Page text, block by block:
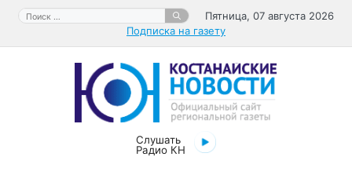
Перейти
содержимому
Поиск:
Пятница, 07 августа 2026
Подписка на газету
Слушать
Радио КН